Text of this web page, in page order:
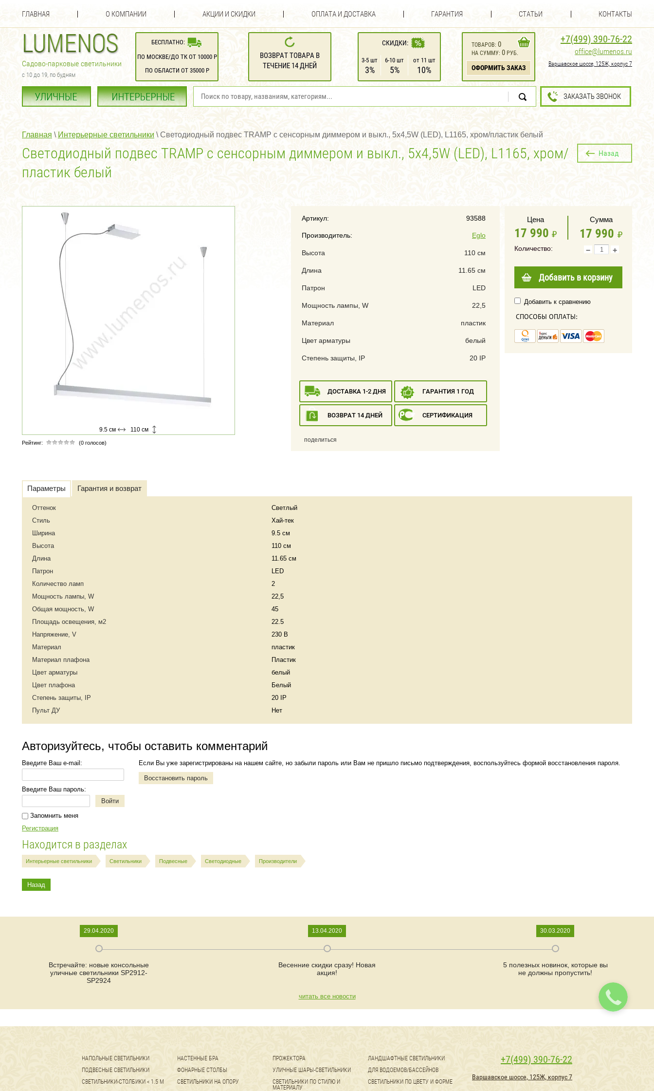
ГЛАВНАЯ О КОМПАНИИ АКЦИИ И СКИДКИ ОПЛАТА И ДОСТАВКА ГАРАНТИЯ СТАТЬИ КОНТАКТЫ
Садово-парковые светильники
с 10 до 19, по будням
БЕСПЛАТНО:
ПО МОСКВЕ/ДО ТК ОТ 10000 Р
ПО ОБЛАСТИ ОТ 35000 Р
ВОЗВРАТ ТОВАРА В
ТЕЧЕНИЕ 14 ДНЕЙ
СКИДКИ:
3-5 шт
3%
6-10 шт
5%
от 11 шт
10%
ТОВАРОВ: 0
НА СУММУ: 0 РУБ.
ОФОРМИТЬ ЗАКАЗ
+7(499) 390-76-22
office@lumenos.ru
Варшавское шоссе, 125Ж, корпус 7
ЗАКАЗАТЬ ЗВОНОК
Главная \ Интерьерные светильники \ Светодиодный подвес TRAMP с сенсорным диммером и выкл., 5х4,5W (LED), L1165, хром/пластик белый
Назад
Светодиодный подвес TRAMP с сенсорным диммером и выкл., 5х4,5W (LED), L1165, хром/
пластик белый
9.5 см 110 см
Рейтинг: (0 голосов)
Артикул: 93588
Производитель: Eglo
Высота 110 см
Длина 11.65 см
Патрон LED
Мощность лампы, W 22,5
Материал пластик
Цвет арматуры белый
Степень защиты, IP 20 IP
ДОСТАВКА 1-2 ДНЯ ГАРАНТИЯ 1 ГОД
ВОЗВРАТ 14 ДНЕЙ СЕРТИФИКАЦИЯ
поделиться
Цена
17 990
Сумма
17 990
Количество: − +
Добавить в корзину
Добавить к сравнению
СПОСОБЫ ОПЛАТЫ:
Параметры Гарантия и возврат
Оттенок
Светлый
Стиль
Хай-тек
Ширина
9.5 см
Высота
110 см
Длина
11.65 см
Патрон
LED
Количество ламп
2
Мощность лампы, W
22,5
Общая мощность, W
45
Площадь освещения, м2
22.5
Напряжение, V
230 В
Материал
пластик
Материал плафона
Пластик
Цвет арматуры
белый
Цвет плафона
Белый
Степень защиты, IP
20 IP
Пульт ДУ
Нет
Авторизуйтесь, чтобы оставить комментарий
Введите Ваш e-mail:
Введите Ваш пароль:
Войти
Запомнить меня
Регистрация
Если Вы уже зарегистрированы на нашем сайте, но забыли пароль или Вам не пришло письмо подтверждения, воспользуйтесь формой восстановления пароля.
Восстановить пароль
Находится в разделах
Интерьерные светильники Светильники Подвесные Светодиодные Производители
Назад
29.04.2020
Встречайте: новые консольные
уличные светильники SP2912-
SP2924
13.04.2020
Весенние скидки сразу! Новая
акция!
30.03.2020
5 полезных новинок, которые вы
не должны пропустить!
читать все новости
НАПОЛЬНЫЕ СВЕТИЛЬНИКИ
ПОДВЕСНЫЕ СВЕТИЛЬНИКИ
СВЕТИЛЬНИКИ-СТОЛБИКИ < 1.5 М
НАСТЕННЫЕ БРА
ФОНАРНЫЕ СТОЛБЫ
СВЕТИЛЬНИКИ НА ОПОРУ
ПРОЖЕКТОРА
УЛИЧНЫЕ ШАРЫ-СВЕТИЛЬНИКИ
СВЕТИЛЬНИКИ ПО СТИЛЮ И
МАТЕРИАЛУ
ЛАНДШАФТНЫЕ СВЕТИЛЬНИКИ
ДЛЯ ВОДОЕМОВ/БАССЕЙНОВ
СВЕТИЛЬНИКИ ПО ЦВЕТУ И ФОРМЕ
+7(499) 390-76-22
Варшавское шоссе, 125Ж, корпус 7